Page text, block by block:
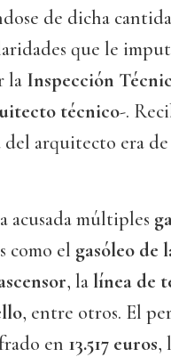
de dicha
que le
la Inspección
técnico-.
arquitecto era de
acusada múltiples
como el gasóleo de
, la línea de
, entre otros. El
en 13.517 euros,